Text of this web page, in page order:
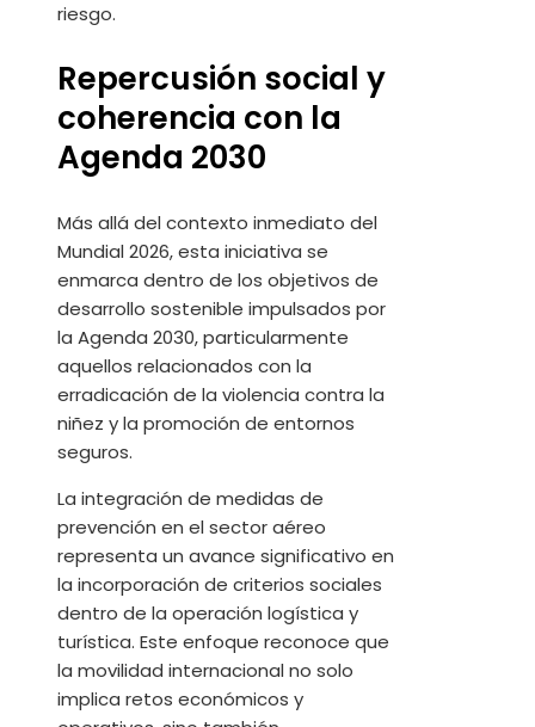
riesgo.
Repercusión social y
coherencia con la
Agenda 2030
Más allá del contexto inmediato del
Mundial 2026, esta iniciativa se
enmarca dentro de los objetivos de
desarrollo sostenible impulsados por
la Agenda 2030, particularmente
aquellos relacionados con la
erradicación de la violencia contra la
niñez y la promoción de entornos
seguros.
La integración de medidas de
prevención en el sector aéreo
representa un avance significativo en
la incorporación de criterios sociales
dentro de la operación logística y
turística. Este enfoque reconoce que
la movilidad internacional no solo
implica retos económicos y